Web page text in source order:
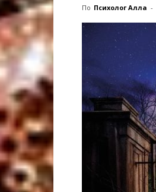
По Психолог Алла -